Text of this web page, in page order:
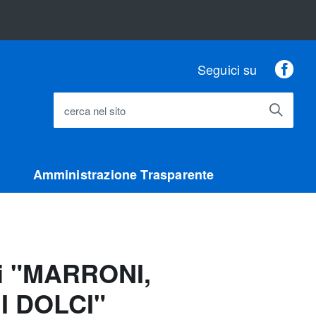
Seguici su
cerca nel sito
Amministrazione Trasparente
DOLCI"